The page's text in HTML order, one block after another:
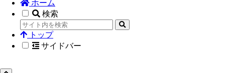
ホーム
検索
トップ
サイドバー